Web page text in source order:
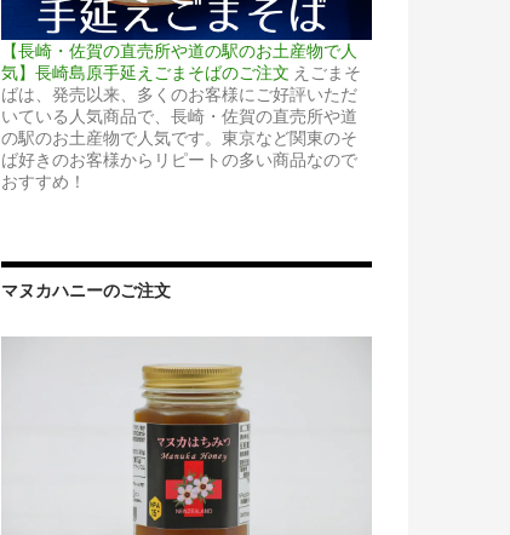
【長崎・佐賀の直売所や道の駅のお土産物で人
気】長崎島原手延えごまそばのご注文 えごまそ
ばは、発売以来、多くのお客様にご好評いただ
いている人気商品で、長崎・佐賀の直売所や道
の駅のお土産物で人気です。東京など関東のそ
ば好きのお客様からリピートの多い商品なので
おすすめ！
マヌカハニーのご注文